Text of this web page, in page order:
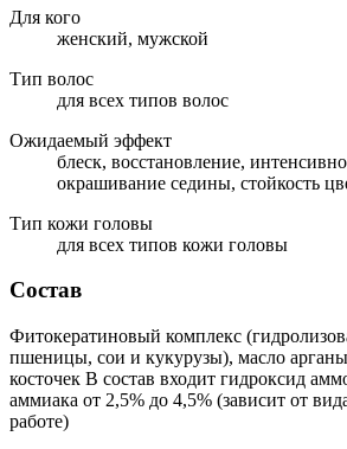
Для кого
женский, мужской
Тип волос
для всех типов волос
Ожидаемый эффект
блеск, восстановление,
окрашивание седины, стойкость
Тип кожи головы
для всех типов кожи головы
Состав
Фитокератиновый комплекс
пшеницы, сои и кукурузы), масло
косточек В состав входит гидроксид
аммиака от 2,5% до 4,5% (зависит от
работе)